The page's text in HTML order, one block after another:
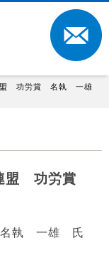
連盟 功労賞 名執 一雄
連盟 功労賞
名執 一雄 氏